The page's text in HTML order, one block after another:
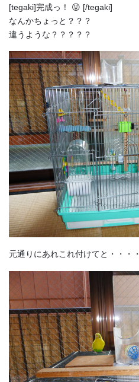
[tegaki]完成っ！ 😛 [/tegaki]
なんかちょっと？？？
違うような？？？？？
元通りにあれこれ付けてと・・・・